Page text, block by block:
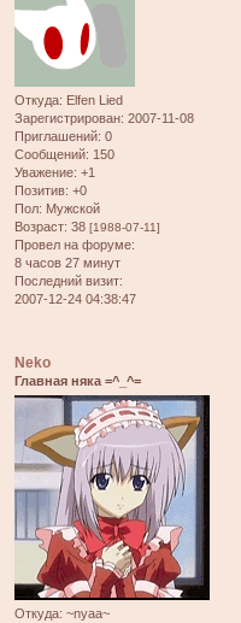
Откуда: Elfen Lied
Зарегистрирован: 2007-11-08
Приглашений: 0
Сообщений: 150
Уважение: +1
Позитив: +0
Пол: Мужской
Возраст: 38 [1988-07-11]
Провел на форуме:
8 часов 27 минут
Последний визит:
2007-12-24 04:38:47
Neko
Главная няка =^_^=
Откуда: ~nyaa~